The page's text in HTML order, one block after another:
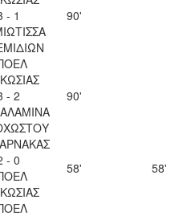
- 1
90'
- 2
90'
- 0
58' 58'